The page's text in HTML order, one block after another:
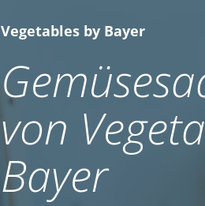
Vegetables by Bayer
von
Bayer